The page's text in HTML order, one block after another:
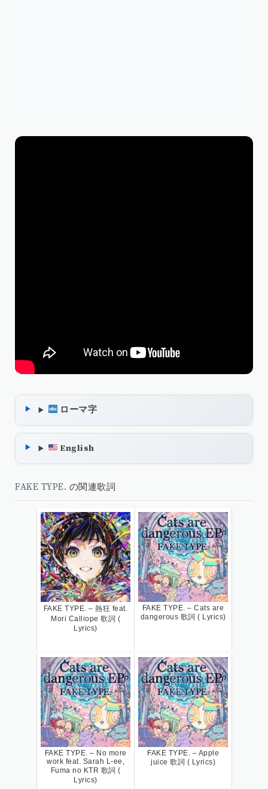
ローマ字
English
FAKE TYPE. の関連歌詞
FAKE TYPE. – 熱狂 feat.
Mori Calliope 歌詞 (
Lyrics)
FAKE TYPE. – Cats are
dangerous 歌詞 ( Lyrics)
FAKE TYPE. – No more
work feat. Sarah L-ee,
Fuma no KTR 歌詞 (
Lyrics)
FAKE TYPE. – Apple
juice 歌詞 ( Lyrics)